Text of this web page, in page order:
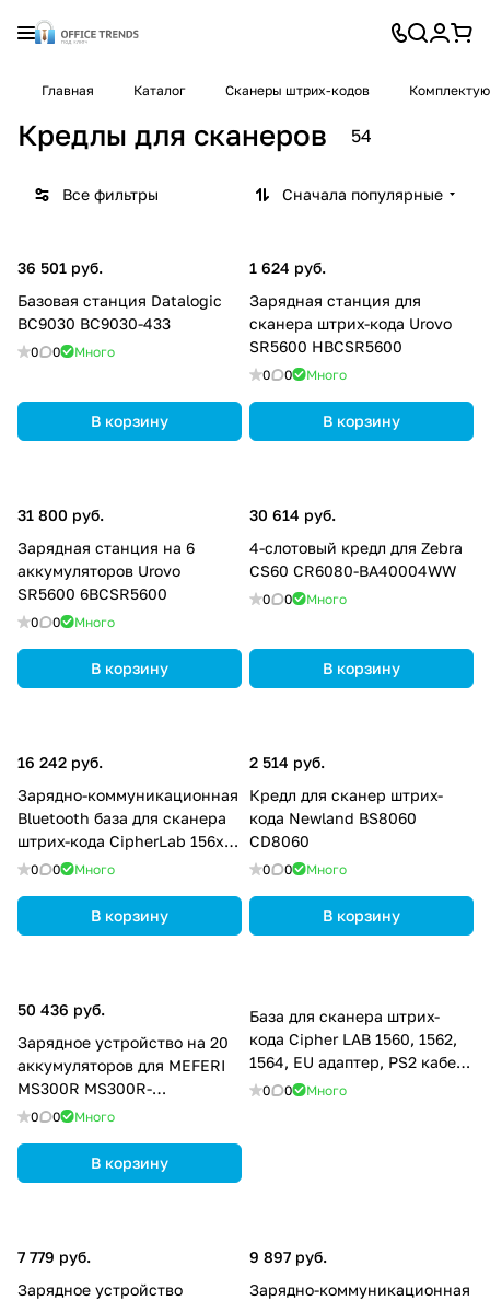
Главная Каталог Cканеры штрих-кодов
Кредлы для сканеров 54
Все фильтры Сначала популярные
36 501 руб.
Базовая станция Datalogic
BC9030 BC9030-433
0 0 Много
В корзину
1 624 руб.
Зарядная станция для
сканера штрих-кода Urovo
SR5600 HBCSR5600
0 0 Много
В корзину
31 800 руб.
Зарядная станция на 6
аккумуляторов Urovo
SR5600 6BCSR5600
0 0 Много
В корзину
30 614 руб.
4-слотовый кредл для Zebra
CS60 CR6080-BA40004WW
0 0 Много
В корзину
16 242 руб.
Зарядно-коммуникационная
Bluetooth база для сканера
штрих-кода CipherLab 156х
A3656NBA0H001
0 0 Много
В корзину
2 514 руб.
Кредл для сканер штрих-
кода Newland BS8060
CD8060
0 0 Много
В корзину
50 436 руб.
Зарядное устройство на 20
аккумуляторов для MEFERI
MS300R MS300R-
20SBATCKIT-EU-01
0 0 Много
В корзину
База для сканера штрих-
кода Cipher LAB 1560, 1562,
1564, EU адаптер, PS2 кабель
A3656NBA0R005
0 0 Много
7 779 руб.
Зарядное устройство
9 897 руб.
Зарядно-коммуникационная